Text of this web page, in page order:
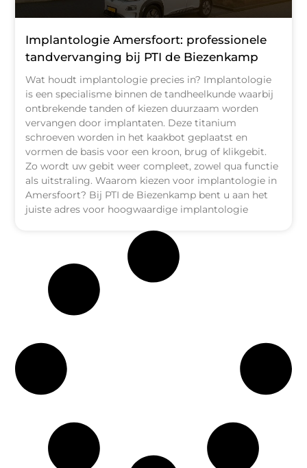
Implantologie Amersfoort: professionele
tandvervanging bij PTI de Biezenkamp
Wat houdt implantologie precies in? Implantologie
is een specialisme binnen de tandheelkunde waarbij
ontbrekende tanden of kiezen duurzaam worden
vervangen door implantaten. Deze titanium
schroeven worden in het kaakbot geplaatst en
vormen de basis voor een kroon, brug of klikgebit.
Zo wordt uw gebit weer compleet, zowel qua functie
als uitstraling. Waarom kiezen voor implantologie in
Amersfoort? Bij PTI de Biezenkamp bent u aan het
juiste adres voor hoogwaardige implantologie